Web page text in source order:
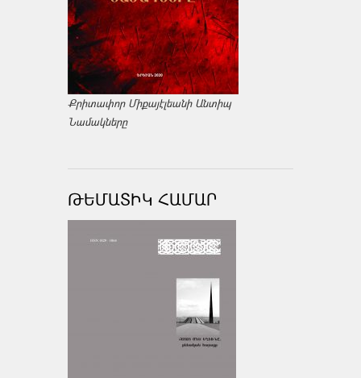
Քրիտափոր Միքայէլեանի Անտիպ
Նամակները
ԹԵՄԱՏԻԿ ՀԱՄԱՐ